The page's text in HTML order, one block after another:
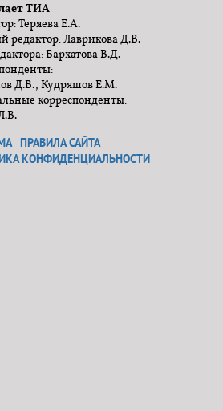
ТИА
Теряева Е.А.
редактор: Лаврикова Д.В.
Бархатова В.Д.
Д.В., Кудряшов Е.М.
корреспонденты:
ПРАВИЛА САЙТА
КОНФИДЕНЦИАЛЬНОСТИ